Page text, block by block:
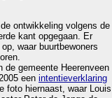
ontwikkeling volgens de
kant opgegaan. Er
waar buurtbewoners
de gemeente Heerenveen
een intentieverklaring
foto hiernaast, waar Louis